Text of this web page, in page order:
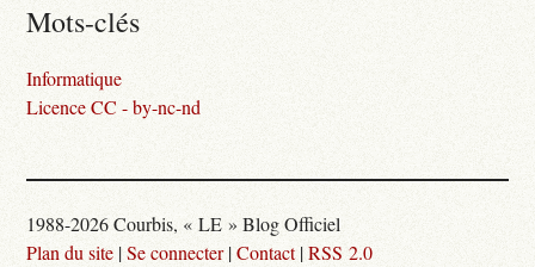
Mots-clés
Informatique
Licence CC - by-nc-nd
1988-2026 Courbis, « LE » Blog Officiel
Plan du site |Se connecter|Contact|RSS 2.0